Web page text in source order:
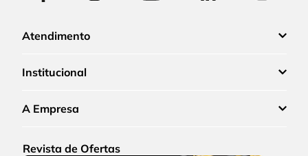
Atendimento
Institucional
A Empresa
Revista de Ofertas